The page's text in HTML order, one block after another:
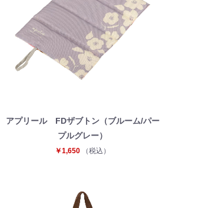
アプリール FDザブトン（ブルーム/パー
プルグレー）
￥1,650 （税込）